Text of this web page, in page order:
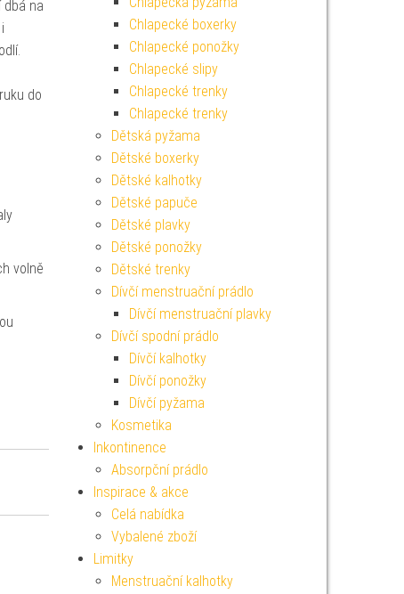
na
do
volně
Chlapecké boxerky
Chlapecké ponožky
Chlapecké slipy
Chlapecké trenky
Chlapecké trenky
Dětská pyžama
Dětské boxerky
Dětské kalhotky
Dětské papuče
Dětské plavky
Dětské ponožky
Dětské trenky
Dívčí menstruační prádlo
Dívčí menstruační plavky
Dívčí spodní prádlo
Dívčí kalhotky
Dívčí ponožky
Dívčí pyžama
Kosmetika
Inkontinence
Absorpční prádlo
Inspirace & akce
Celá nabídka
Vybalené zboží
Limitky
Menstruační kalhotky